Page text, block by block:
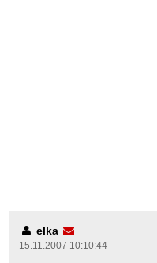
elka
15.11.2007 10:10:44